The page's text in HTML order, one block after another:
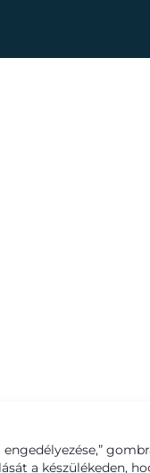
a készülékeden,